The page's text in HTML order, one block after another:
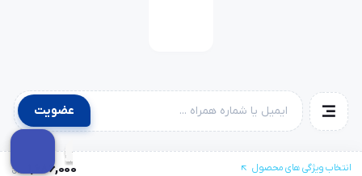
انتخاب ویژگی های محصول 1,686,000
عضویت